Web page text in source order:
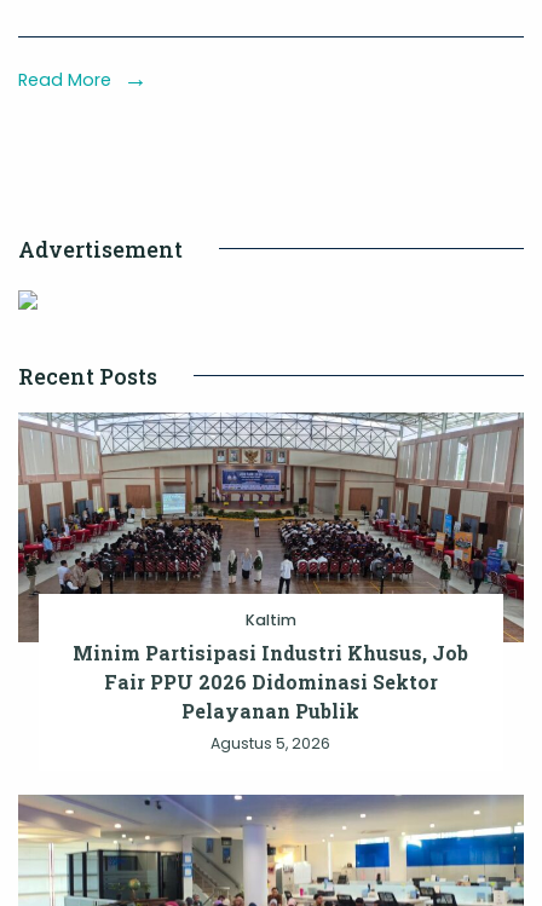
Wujudkan
Read More
Advertisement
Recent Posts
Kaltim
Minim Partisipasi Industri Khusus, Job
Fair PPU 2026 Didominasi Sektor
Pelayanan Publik
Agustus 5, 2026